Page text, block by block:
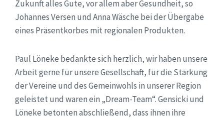
Zukunft alles Gute, vor allem aber Gesundheit, so
Johannes Versen und Anna Wäsche bei der Übergabe
eines Präsentkorbes mit regionalen Produkten.
Paul Löneke bedankte sich herzlich, wir haben unsere
Arbeit gerne für unsere Gesellschaft, für die Stärkung
der Vereine und des Gemeinwohls in unserer Region
geleistet und waren ein „Dream-Team“. Gensicki und
Löneke betonten abschließend, dass ihnen ihre